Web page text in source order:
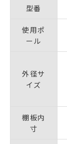
型番
使用ポ
ール
外径サ
イズ
棚板内
寸